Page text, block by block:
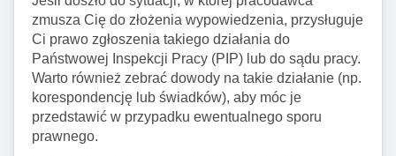
zmusza Cię do złożenia wypowiedzenia, przysługuje
Ci prawo zgłoszenia takiego działania do
Państwowej Inspekcji Pracy (PIP) lub do sądu pracy.
Warto również zebrać dowody na takie działanie (np.
korespondencję lub świadków), aby móc je
przedstawić w przypadku ewentualnego sporu
prawnego.